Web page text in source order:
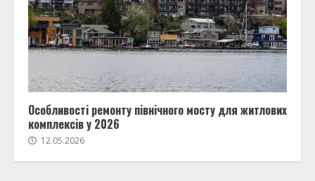
Особливості ремонту північного мосту для житлових
комплексів у 2026
12.05.2026